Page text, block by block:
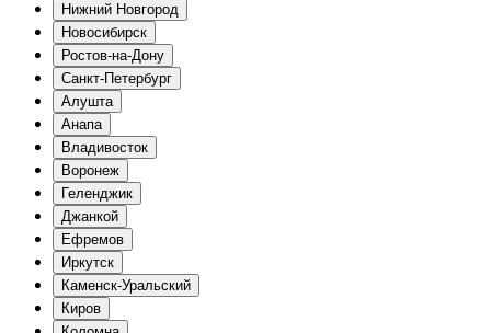
Нижний Новгород
Новосибирск
Ростов-на-Дону
Санкт-Петербург
Алушта
Анапа
Владивосток
Воронеж
Геленджик
Джанкой
Ефремов
Иркутск
Каменск-Уральский
Киров